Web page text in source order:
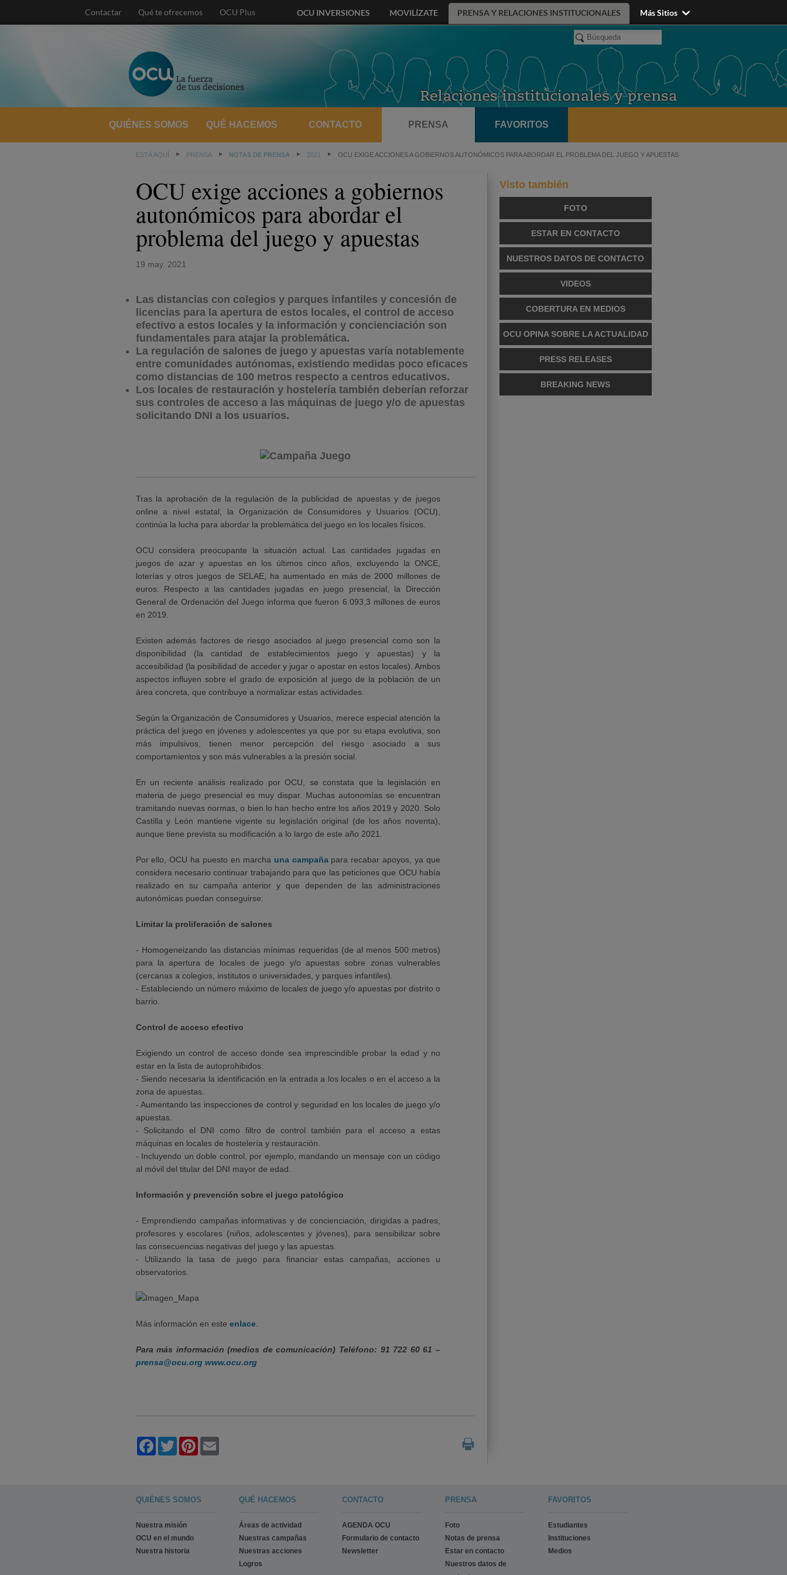
Contactar Qué te ofrecemos OCU Plus OCU INVERSIONES MOVILÍZATE PRENSA Y RELACIONES INSTITUCIONALES Más Sitios
QUIÉNES SOMOS QUÉ HACEMOS CONTACTO PRENSA FAVORITOS
ESTÁ AQUÍ PRENSA NOTAS DE PRENSA 2021 OCU EXIGE ACCIONES A GOBIERNOS AUTONÓMICOS PARA ABORDAR EL PROBLEMA DEL JUEGO Y APUESTAS
OCU exige acciones a gobiernos
autonómicos para abordar el
problema del juego y apuestas
19 may. 2021
Las distancias con colegios y parques infantiles y concesión de
licencias para la apertura de estos locales, el control de acceso
efectivo a estos locales y la información y concienciación son
fundamentales para atajar la problemática.
La regulación de salones de juego y apuestas varía notablemente
entre comunidades autónomas, existiendo medidas poco eficaces
como distancias de 100 metros respecto a centros educativos.
Los locales de restauración y hostelería también deberían reforzar
sus controles de acceso a las máquinas de juego y/o de apuestas
solicitando DNI a los usuarios.
Tras la aprobación de la regulación de la publicidad de apuestas y de juegos
online a nivel estatal, la Organización de Consumidores y Usuarios (OCU),
continúa la lucha para abordar la problemática del juego en los locales físicos.
OCU considera preocupante la situación actual. Las cantidades jugadas en
juegos de azar y apuestas en los últimos cinco años, excluyendo la ONCE,
loterías y otros juegos de SELAE, ha aumentado en más de 2000 millones de
euros. Respecto a las cantidades jugadas en juego presencial, la Dirección
General de Ordenación del Juego informa que fueron 6.093,3 millones de euros
en 2019.
Existen además factores de riesgo asociados al juego presencial como son la
disponibilidad (la cantidad de establecimientos juego y apuestas) y la
accesibilidad (la posibilidad de acceder y jugar o apostar en estos locales). Ambos
aspectos influyen sobre el grado de exposición al juego de la población de un
área concreta, que contribuye a normalizar estas actividades.
Según la Organización de Consumidores y Usuarios, merece especial atención la
práctica del juego en jóvenes y adolescentes ya que por su etapa evolutiva, son
más impulsivos, tienen menor percepción del riesgo asociado a sus
comportamientos y son más vulnerables a la presión social.
En un reciente análisis realizado por OCU, se constata que la legislación en
materia de juego presencial es muy dispar. Muchas autonomías se encuentran
tramitando nuevas normas, o bien lo han hecho entre los años 2019 y 2020. Solo
Castilla y León mantiene vigente su legislación original (de los años noventa),
aunque tiene prevista su modificación a lo largo de este año 2021.
Por ello, OCU ha puesto en marcha una campañapara recabar apoyos, ya que
considera necesario continuar trabajando para que las peticiones que OCU había
realizado en su campaña anterior y que dependen de las administraciones
autonómicas puedan conseguirse:
Limitar la proliferación de salones
- Homogeneizando las distancias mínimas requeridas (de al menos 500 metros)
para la apertura de locales de juego y/o apuestas sobre zonas vulnerables
(cercanas a colegios, institutos o universidades, y parques infantiles).
- Estableciendo un número máximo de locales de juego y/o apuestas por distrito o
barrio.
Control de acceso efectivo
Exigiendo un control de acceso donde sea imprescindible probar la edad y no
estar en la lista de autoprohibidos:
- Siendo necesaria la identificación en la entrada a los locales o en el acceso a la
zona de apuestas.
- Aumentando las inspecciones de control y seguridad en los locales de juego y/o
apuestas.
- Solicitando el DNI como filtro de control también para el acceso a estas
máquinas en locales de hostelería y restauración.
- Incluyendo un doble control, por ejemplo, mandando un mensaje con un código
al móvil del titular del DNI mayor de edad.
Información y prevención sobre el juego patológico
- Emprendiendo campañas informativas y de concienciación, dirigidas a padres,
profesores y escolares (niños, adolescentes y jóvenes), para sensibilizar sobre
las consecuencias negativas del juego y las apuestas.
- Utilizando la tasa de juego para financiar estas campañas, acciones u
observatorios.
Más información en este enlace.
Para más información (medios de comunicación) Teléfono: 91 722 60 61 –
prensa@ocu.org www.ocu.org
Facebook
TwitterPinterest
Email
Visto también
FOTO
ESTAR EN CONTACTO
NUESTROS DATOS DE CONTACTO
VIDEOS
COBERTURA EN MEDIOS
OCU OPINA SOBRE LA ACTUALIDAD
PRESS RELEASES
BREAKING NEWS
QUIÉNES SOMOS
Nuestra misión
OCU en el mundo
Nuestra historia
QUÉ HACEMOS
Áreas de actividad
Nuestras campañas
Nuestras acciones
Logros
CONTACTO
AGENDA OCU
Formulario de contacto
Newsletter
PRENSA
Foto
Notas de prensa
Estar en contacto
Nuestros datos de
FAVORITOS
Estudiantes
Instituciones
Medios